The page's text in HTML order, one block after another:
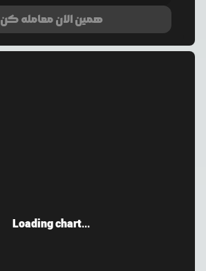
همین الان معامله کن
Loading chart...